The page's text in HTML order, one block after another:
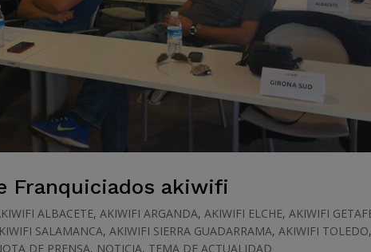
Franquiciados akiwifi
ALBACETE,AKIWIFI ARGANDA,AKIWIFI ELCHE,AKIWIFI
SALAMANCA,AKIWIFI SIERRA GUADARRAMA,AKIWIFI TOLEDO
DE PRENSA, NOTICIA, TEMA DE ACTUALIDAD